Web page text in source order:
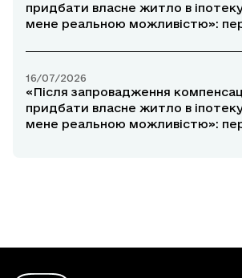
придбати власне житло в
мене реальною можливістю»:
«єОселя»
16/07/2026
«Після запровадження
придбати власне житло в
мене реальною можливістю»: